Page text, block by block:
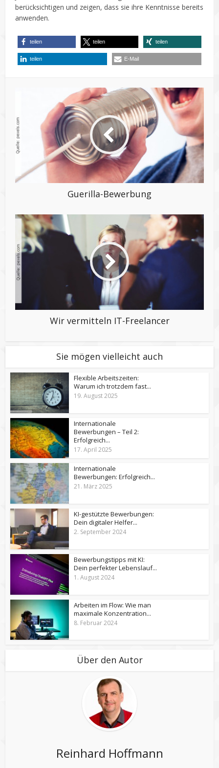
berücksichtigen und zeigen, dass sie ihre Kenntnisse bereits
anwenden.
teilen teilen teilen
teilen E-Mail
Guerilla-Bewerbung
Wir vermitteln IT-Freelancer
Sie mögen vielleicht auch
Flexible Arbeitszeiten:
Warum ich trotzdem fast...
19. August 2025
Internationale
Bewerbungen – Teil 2:
Erfolgreich...
17. April 2025
Internationale
Bewerbungen: Erfolgreich...
21. März 2025
KI-gestützte Bewerbungen:
Dein digitaler Helfer...
2. September 2024
Bewerbungstipps mit KI:
Dein perfekter Lebenslauf...
1. August 2024
Arbeiten im Flow: Wie man
maximale Konzentration...
8. Februar 2024
Über den Autor
Reinhard Hoffmann